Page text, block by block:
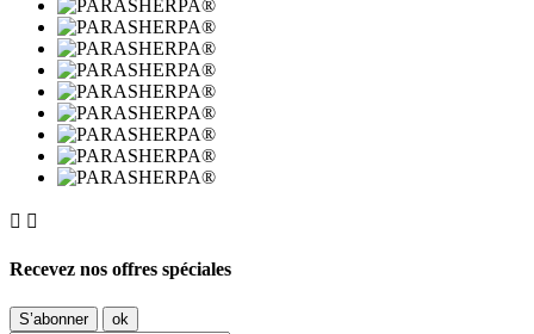
 
Recevez nos offres spéciales